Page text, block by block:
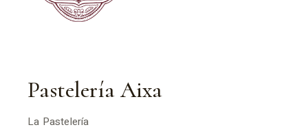
Pastelería Aixa
La Pastelería